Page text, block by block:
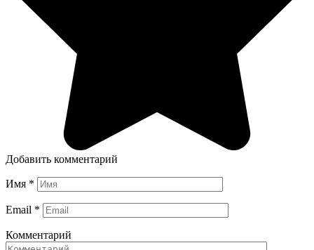
Добавить комментарий
Имя *
Email *
Комментарий